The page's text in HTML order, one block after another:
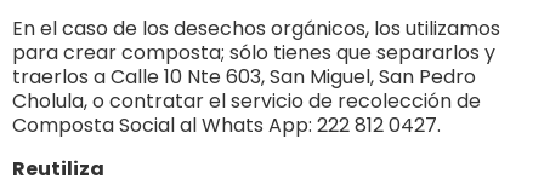
En el caso de los desechos orgánicos, los utilizamos
para crear composta; sólo tienes que separarlos y
traerlos a Calle 10 Nte 603, San Miguel, San Pedro
Cholula, o contratar el servicio de recolección de
Composta Social al Whats App: 222 812 0427.
Reutiliza